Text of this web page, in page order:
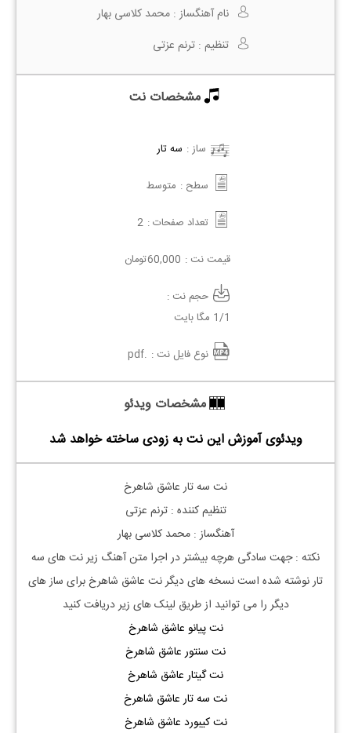
نام آهنگساز : محمد کلاسی بهار
تنظیم : ترنم عزتی
مشخصات نت
ساز : سه تار
سطح : متوسط
تعداد صفحات : 2
قیمت نت : 60,000تومان
حجم نت :
1/1 مگا بایت
نوع فایل نت : .pdf
مشخصات ویدئو
ویدئوی آموزش این نت به زودی ساخته خواهد شد
نت سه تار عاشق شاهرخ
تنظیم کننده : ترنم عزتی
آهنگساز : محمد کلاسی بهار
نکته : جهت سادگی هرچه بیشتر در اجرا متن آهنگ زیر نت های سه
تار نوشته شده است نسخه های دیگر نت عاشق شاهرخبرای ساز های
دیگر را می توانید از طریق لینک های زیر دریافت کنید
نت پیانو عاشق شاهرخ
نت سنتور عاشق شاهرخ
نت گیتار عاشق شاهرخ
نت سه تار عاشق شاهرخ
نت کیبورد عاشق شاهرخ